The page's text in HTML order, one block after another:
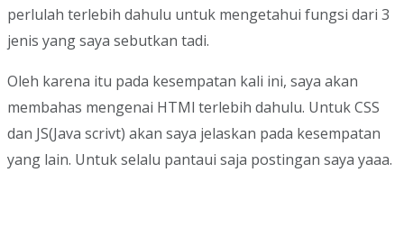
perlulah terlebih dahulu untuk mengetahui fungsi dari 3
jenis yang saya sebutkan tadi.
Oleh karena itu pada kesempatan kali ini, saya akan
membahas mengenai HTMl terlebih dahulu. Untuk CSS
dan JS(Java scrivt) akan saya jelaskan pada kesempatan
yang lain. Untuk selalu pantaui saja postingan saya yaaa.